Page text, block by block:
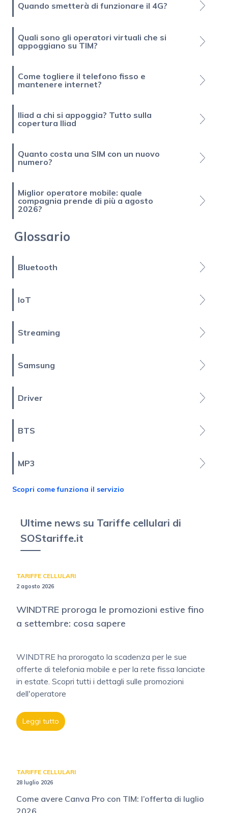
Quando smetterà di funzionare il 4G?
Quali sono gli operatori virtuali che si
appoggiano su TIM?
Come togliere il telefono fisso e
mantenere internet?
Iliad a chi si appoggia? Tutto sulla
copertura Iliad
Quanto costa una SIM con un nuovo
numero?
Miglior operatore mobile: quale
compagnia prende di più a agosto
2026?
Glossario
Bluetooth
IoT
Streaming
Samsung
Driver
BTS
MP3
Scopri come funziona il servizio
Ultime news su Tariffe cellulari di
SOStariffe.it
TARIFFE CELLULARI
2 agosto 2026
WINDTRE proroga le promozioni estive fino
a settembre: cosa sapere
WINDTRE ha prorogato la scadenza per le sue
offerte di telefonia mobile e per la rete fissa lanciate
in estate. Scopri tutti i dettagli sulle promozioni
dell'operatore
Leggi tutto
TARIFFE CELLULARI
28 luglio 2026
Come avere Canva Pro con TIM: l’offerta di luglio